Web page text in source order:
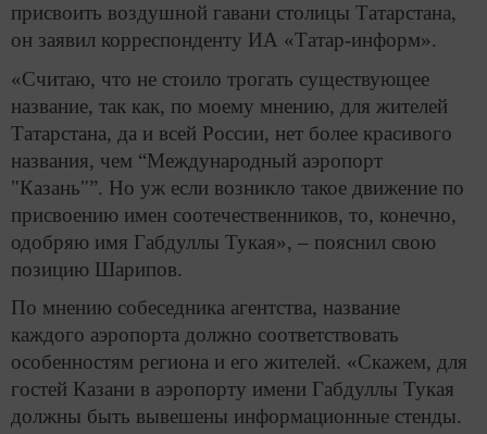
присвоить воздушной гавани столицы Татарстана,
он заявил корреспонденту ИА «Татар-информ».
«Считаю, что не стоило трогать существующее
название, так как, по моему мнению, для жителей
Татарстана, да и всей России, нет более красивого
названия, чем “Международный аэропорт
"Казань"”. Но уж если возникло такое движение по
присвоению имен соотечественников, то, конечно,
одобряю имя Габдуллы Тукая», – пояснил свою
позицию Шарипов.
По мнению собеседника агентства, название
каждого аэропорта должно соответствовать
особенностям региона и его жителей. «Скажем, для
гостей Казани в аэропорту имени Габдуллы Тукая
должны быть вывешены информационные стенды.